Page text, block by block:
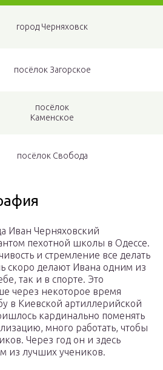
город Черняховск
посёлок Загорское
посёлок
Каменское
посёлок Свобода
Иван Черняховский
пехотной школы в Одессе.
и стремление все делать
скоро делают Ивана одним из
так и в спорте. Это
через некоторое время
в Киевской артиллерийской
кардинально поменять
много работать, чтобы
Через год он и здесь
из лучших учеников.